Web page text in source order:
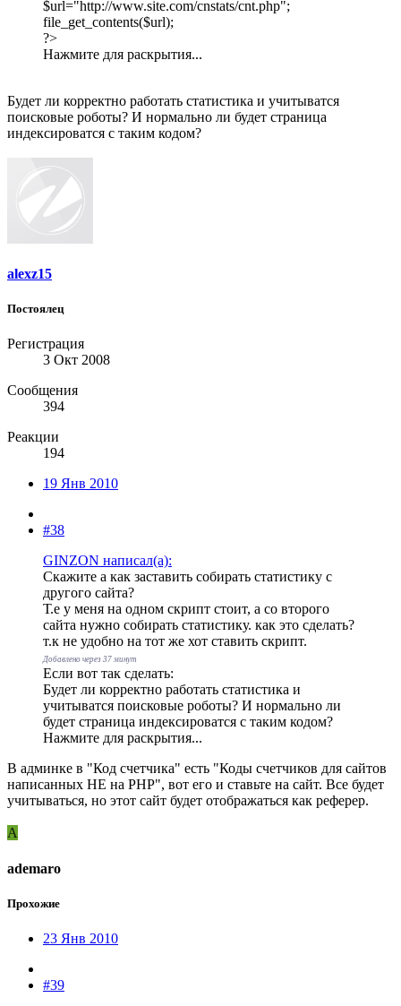
$url="http://www.site.com/cnstats/cnt.php";
file_get_contents($url);
?>
Нажмите для раскрытия...
Будет ли корректно работать статистика и учитыватся
поисковые роботы? И нормально ли будет страница
индексироватся с таким кодом?
alexz15
Постоялец
Регистрация
3 Окт 2008
Сообщения
394
Реакции
194
19 Янв 2010
#38
GINZON написал(а):
Скажите а как заставить собирать статистику с
другого сайта?
Т.е у меня на одном скрипт стоит, а со второго
сайта нужно собирать статистику. как это сделать?
т.к не удобно на тот же хот ставить скрипт.
Добавлено через 37 минут
Если вот так сделать:
Будет ли корректно работать статистика и
учитыватся поисковые роботы? И нормально ли
будет страница индексироватся с таким кодом?
Нажмите для раскрытия...
В админке в "Код счетчика" есть "Коды счетчиков для сайтов
написанных НЕ на PHP", вот его и ставьте на сайт. Все будет
учитываться, но этот сайт будет отображаться как реферер.
A
ademaro
Прохожие
23 Янв 2010
#39